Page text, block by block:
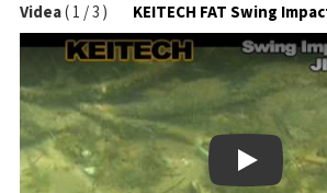
Videa(1/3)
Play